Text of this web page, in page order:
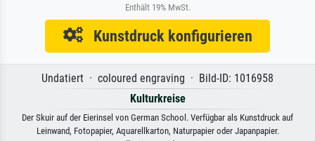
Enthält 19% MwSt.
Kunstdruck konfigurieren
Undatiert · coloured engraving · Bild-ID: 1016958
Kulturkreise
Der Skuir auf der Eierinsel von German School. Verfügbar als Kunstdruck auf
Leinwand, Fotopapier, Aquarellkarton, Naturpapier oder Japanpapier.